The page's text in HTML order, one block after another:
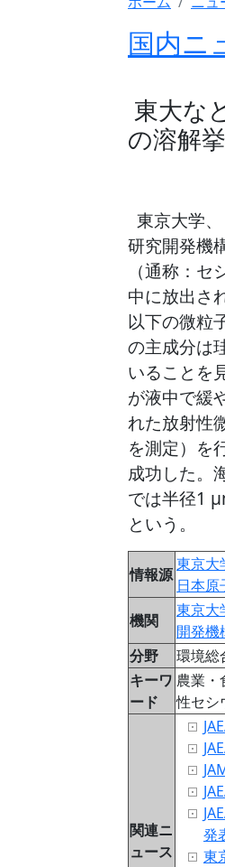
国内ニ
東大な
の溶解
東京大学
研究開発機
（通称：
中に放出さ
以下の微粒
の主成分は
いることを
が液中で緩
れた放射性
を測定）を
成功した。
では半径1
という。
情報源
東京
日本
機関
東京大
開発機
分野
環境総
キーワ
ード
農業
性セ
関連ニ
ュース
発
東